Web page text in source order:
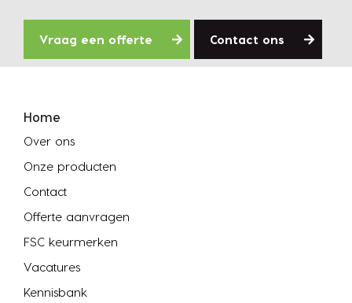
Vraag een offerte Contact ons
Home
Over ons
Onze producten
Contact
Offerte aanvragen
FSC keurmerken
Vacatures
Kennisbank